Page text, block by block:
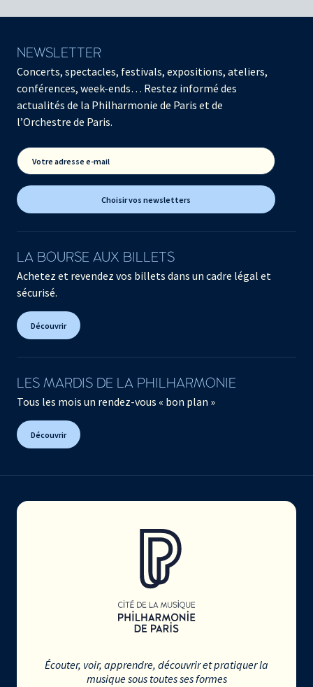
NEWSLETTER
Concerts, spectacles, festivals, expositions, ateliers,
conférences, week-ends… Restez informé des
actualités de la Philharmonie de Paris et de
l’Orchestre de Paris.
Votre adresse e-mail
Choisir vos newsletters
LA BOURSE AUX BILLETS
Achetez et revendez vos billets dans un cadre légal et
sécurisé.
Découvrir
LES MARDIS DE LA PHILHARMONIE
Tous les mois un rendez-vous « bon plan »
Découvrir
Écouter, voir, apprendre, découvrir et pratiquer la
musique sous toutes ses formes